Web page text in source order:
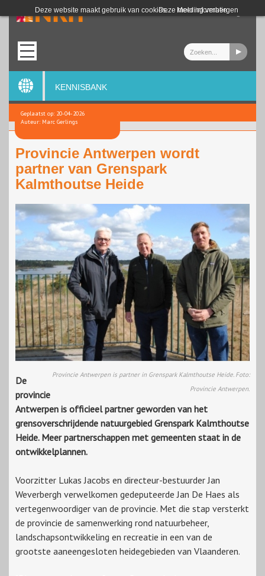
Deze website maakt gebruik van cookies. Meer informatie
Deze melding verbergen
Login
KENNISBANK
Geplaatst op: 20-04-2026
Auteur: Marc Gerlings
Provincie Antwerpen wordt
partner van Grenspark
Kalmthoutse Heide
Provincie Antwerpen is partner in Grenspark Kalmthoutse Heide. Foto:
Provincie Antwerpen.
De
provincie
Antwerpen is officieel partner geworden van het
grensoverschrijdende natuurgebied Grenspark Kalmthoutse
Heide. Meer partnerschappen met gemeenten staat in de
ontwikkelplannen.
Voorzitter Lukas Jacobs en directeur-bestuurder Jan
Weverbergh verwelkomen gedeputeerde Jan De Haes als
vertegenwoordiger van de provincie. Met die stap versterkt
de provincie de samenwerking rond natuurbeheer,
landschapsontwikkeling en recreatie in een van de
grootste aaneengesloten heidegebieden van Vlaanderen.